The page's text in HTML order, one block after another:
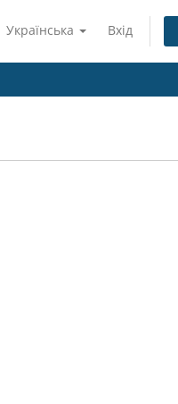
Українська Вхід